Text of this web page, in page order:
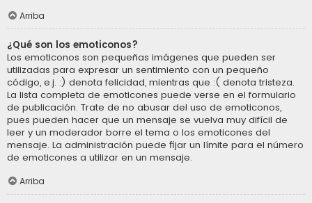
Arriba
¿Qué son los emoticonos?
Los emoticonos son pequeñas imágenes que pueden ser
utilizadas para expresar un sentimiento con un pequeño
código, e.j. :) denota felicidad, mientras que :( denota tristeza.
La lista completa de emoticones puede verse en el formulario
de publicación. Trate de no abusar del uso de emoticonos,
pues pueden hacer que un mensaje se vuelva muy difícil de
leer y un moderador borre el tema o los emoticones del
mensaje. La administración puede fijar un límite para el número
de emoticones a utilizar en un mensaje.
Arriba